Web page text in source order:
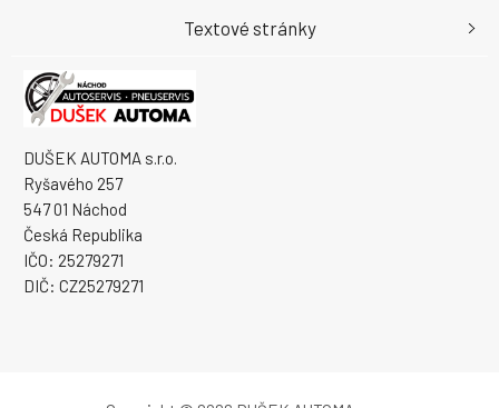
DUŠEK AUTOMA s.r.o.
Ryšavého 257
547 01 Náchod
Česká Republika
IČO: 25279271
DIČ: CZ25279271
Textové stránky